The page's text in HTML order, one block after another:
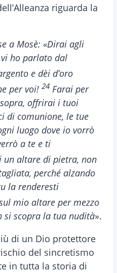
riguarda la
a Mosè: «Dirai agli
ho parlato dal
e dèi d’oro
per voi! 24 Farai per
offrirai i tuoi
di comunione, le tue
luogo dove io vorrò
a te e ti
un altare di pietra, non
perché alzando
la renderesti
mio altare per mezzo
si scopra la tua nudità».
di un Dio protettore
del sincretismo
in tutta la storia di